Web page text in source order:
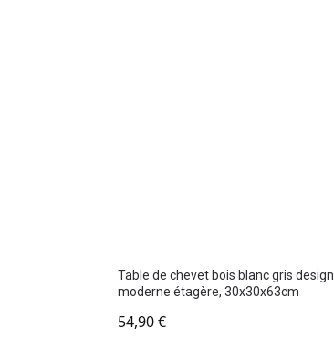
Table de chevet bois blanc gris design
moderne étagère, 30x30x63cm
54,90€